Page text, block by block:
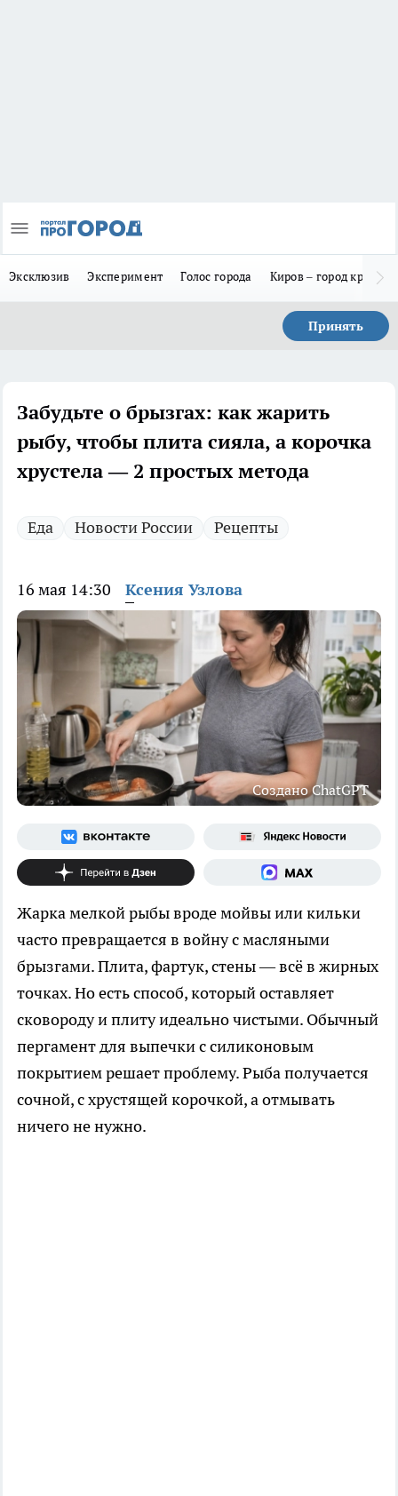
Эксклюзив Эксперимент Голос города Киров – город
Принять
Забудьте о брызгах: как жарить
рыбу, чтобы плита сияла, а корочка
хрустела — 2 простых метода
Еда Новости России Рецепты
16 мая 14:30 Ксения Узлова
Создано ChatGPT
Жарка мелкой рыбы вроде мойвы или кильки
часто превращается в войну с масляными
брызгами. Плита, фартук, стены — всё в жирных
точках. Но есть способ, который оставляет
сковороду и плиту идеально чистыми. Обычный
пергамент для выпечки с силиконовым
покрытием решает проблему. Рыба получается
сочной, с хрустящей корочкой, а отмывать
ничего не нужно.